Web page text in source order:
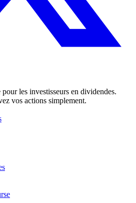
les investisseurs en dividendes.
vos actions simplement.